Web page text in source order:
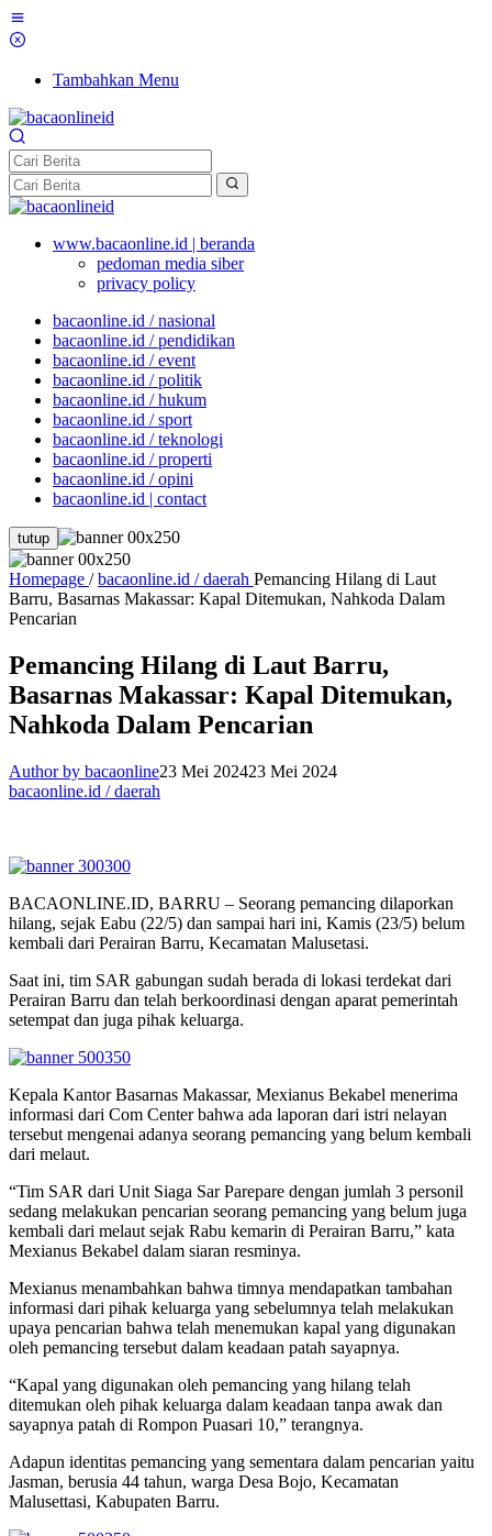
Tambahkan Menu
www.bacaonline.id | beranda
pedoman media siber
privacy policy
bacaonline.id / nasional
bacaonline.id / pendidikan
bacaonline.id / event
bacaonline.id / politik
bacaonline.id / hukum
bacaonline.id / sport
bacaonline.id / teknologi
bacaonline.id / properti
bacaonline.id / opini
bacaonline.id | contact
tutup
Homepage / bacaonline.id / daerah Pemancing Hilang di Laut
Barru, Basarnas Makassar: Kapal Ditemukan, Nahkoda Dalam
Pencarian
Pemancing Hilang di Laut Barru,
Basarnas Makassar: Kapal Ditemukan,
Nahkoda Dalam Pencarian
Author by bacaonline23 Mei 202423 Mei 2024
bacaonline.id / daerah
BACAONLINE.ID, BARRU – Seorang pemancing dilaporkan
hilang, sejak Eabu (22/5) dan sampai hari ini, Kamis (23/5) belum
kembali dari Perairan Barru, Kecamatan Malusetasi.
Saat ini, tim SAR gabungan sudah berada di lokasi terdekat dari
Perairan Barru dan telah berkoordinasi dengan aparat pemerintah
setempat dan juga pihak keluarga.
Kepala Kantor Basarnas Makassar, Mexianus Bekabel menerima
informasi dari Com Center bahwa ada laporan dari istri nelayan
tersebut mengenai adanya seorang pemancing yang belum kembali
dari melaut.
“Tim SAR dari Unit Siaga Sar Parepare dengan jumlah 3 personil
sedang melakukan pencarian seorang pemancing yang belum juga
kembali dari melaut sejak Rabu kemarin di Perairan Barru,” kata
Mexianus Bekabel dalam siaran resminya.
Mexianus menambahkan bahwa timnya mendapatkan tambahan
informasi dari pihak keluarga yang sebelumnya telah melakukan
upaya pencarian bahwa telah menemukan kapal yang digunakan
oleh pemancing tersebut dalam keadaan patah sayapnya.
“Kapal yang digunakan oleh pemancing yang hilang telah
ditemukan oleh pihak keluarga dalam keadaan tanpa awak dan
sayapnya patah di Rompon Puasari 10,” terangnya.
Adapun identitas pemancing yang sementara dalam pencarian yaitu
Jasman, berusia 44 tahun, warga Desa Bojo, Kecamatan
Malusettasi, Kabupaten Barru.